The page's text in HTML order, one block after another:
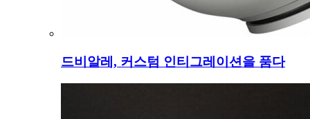
드비알레, 커스텀 인티그레이션을 품다